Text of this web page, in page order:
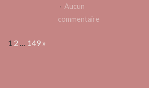
Aucun
commentaire
Page:
1 2 … 149 Next
»